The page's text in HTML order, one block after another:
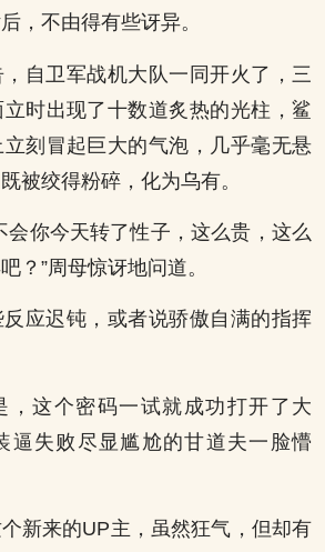
，不由得有些讶异。
自卫军战机大队一同开火了，三
时出现了十数道炙热的光柱，鲨
刻冒起巨大的气泡，几乎毫无悬
被绞得粉碎，化为乌有。
会你今天转了性子，这么贵，这么
？”周母惊讶地问道。
应迟钝，或者说骄傲自满的指挥
，这个密码一试就成功打开了大
逼失败尽显尴尬的甘道夫一脸懵
新来的UP主，虽然狂气，但却有